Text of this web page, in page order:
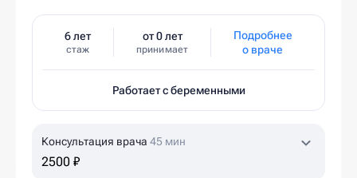
6 лет
стаж
от 0 лет
принимает
Подробнее
о враче
Работает с беременными
Консультация врача 45 мин
2500 ₽